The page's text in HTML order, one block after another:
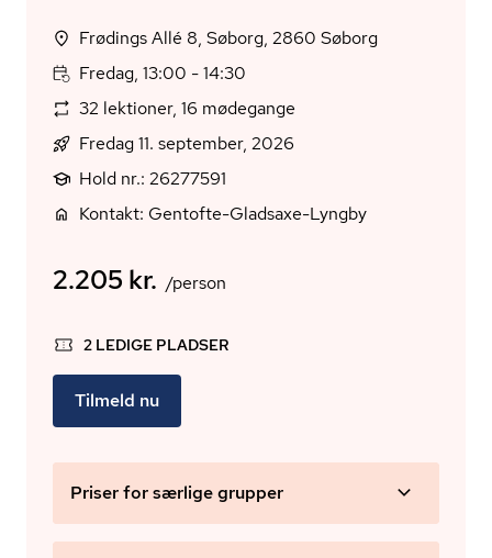
Frødings Allé 8, Søborg, 2860 Søborg
Fredag, 13:00 - 14:30
32 lektioner, 16 mødegange
Fredag 11. september, 2026
Hold nr.: 26277591
Kontakt: Gentofte-Gladsaxe-Lyngby
2.205 kr. /person
2 LEDIGE PLADSER
Tilmeld nu
Priser for særlige grupper